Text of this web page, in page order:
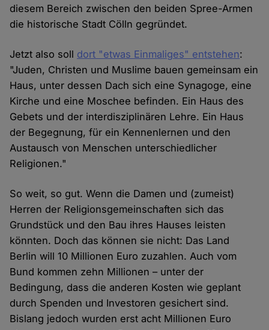
diesem Bereich zwischen den beiden Spree-Armen
die historische Stadt Cölln gegründet.
Jetzt also soll dort "etwas Einmaliges" entstehen:
"Juden, Christen und Muslime bauen gemeinsam ein
Haus, unter dessen Dach sich eine Synagoge, eine
Kirche und eine Moschee befinden. Ein Haus des
Gebets und der interdisziplinären Lehre. Ein Haus
der Begegnung, für ein Kennenlernen und den
Austausch von Menschen unterschiedlicher
Religionen."
So weit, so gut. Wenn die Damen und (zumeist)
Herren der Religionsgemeinschaften sich das
Grundstück und den Bau ihres Hauses leisten
könnten. Doch das können sie nicht: Das Land
Berlin will 10 Millionen Euro zuzahlen. Auch vom
Bund kommen zehn Millionen – unter der
Bedingung, dass die anderen Kosten wie geplant
durch Spenden und Investoren gesichert sind.
Bislang jedoch wurden erst acht Millionen Euro